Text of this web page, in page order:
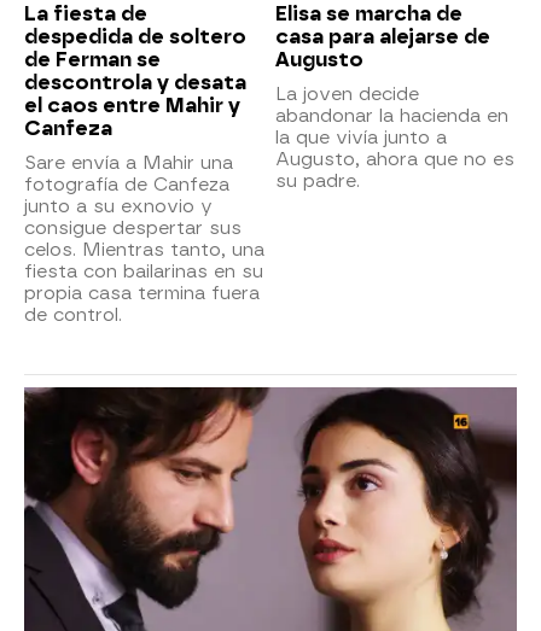
La fiesta de
despedida de soltero
de Ferman se
descontrola y desata
el caos entre Mahir y
Canfeza
Sare envía a Mahir una
fotografía de Canfeza
junto a su exnovio y
consigue despertar sus
celos. Mientras tanto, una
fiesta con bailarinas en su
propia casa termina fuera
de control.
Elisa se marcha de
casa para alejarse de
Augusto
La joven decide
abandonar la hacienda en
la que vivía junto a
Augusto, ahora que no es
su padre.